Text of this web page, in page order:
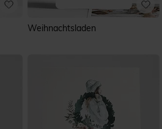
Weihnachtsladen